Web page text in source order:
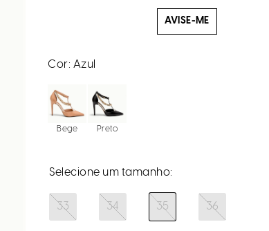
AVISE-ME
Cor: Azul
Bege Preto
33 34 35 36